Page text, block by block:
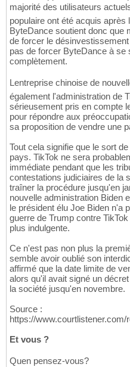
majorité des utilisateurs
populaire ont été acquis
ByteDance soutient donc que
de forcer le
pas de forcer ByteDance à se
complètement.
Lentreprise chinoise de
également l'administration de
sérieusement pris en compte
pour répondre aux
sa proposition de vendre une
Tout cela signifie que le sort
pays. TikTok ne sera
immédiate pendant que les
contestations judiciaires de la
traîner la procédure jusqu'en
nouvelle administration Biden
le président élu Joe Biden n'a
guerre de Trump contre
plus indulgente.
Ce n'est pas non plus la
semble avoir oublié son
affirmé que la date limite de
alors qu'il avait signé un
la société jusqu'en novembre.
Source :
https://
Et vous ?
Quen pensez-vous?